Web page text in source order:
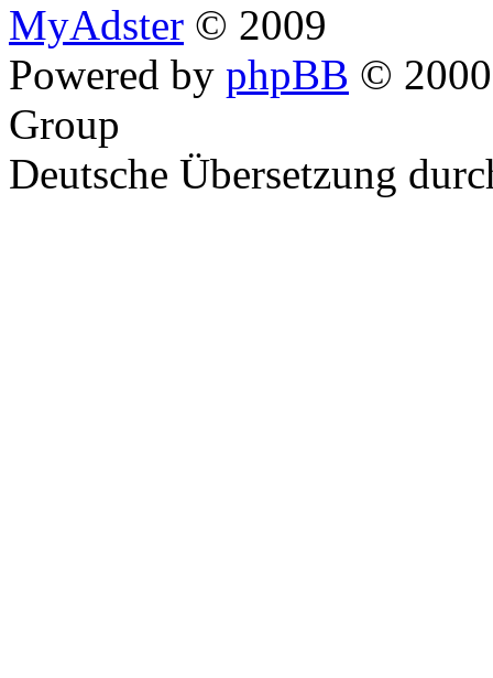
MyAdster © 2009
Powered by phpBB ©
Group
Deutsche Übersetzung